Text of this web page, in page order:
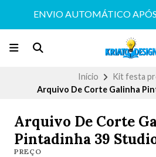
ENVIO AUTOMÁTICO
Início
Kit festa
Arquivo De Corte Galinha
Arquivo De Corte
Pintadinha 39
PREÇO